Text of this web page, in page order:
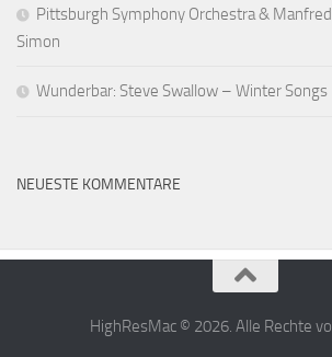
Pittsburgh Symphony Orchestra &
Simon
Wunderbar: Steve Swallow – Winter Songs
NEUESTE KOMMENTARE
HighResMac © 2026. Alle Rechte